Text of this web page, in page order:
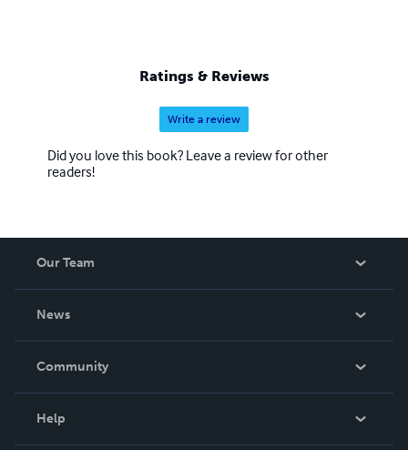
Ratings & Reviews
Write a review
Did you love this book? Leave a review for other
readers!
Our Team
News
In The News
Community
Help